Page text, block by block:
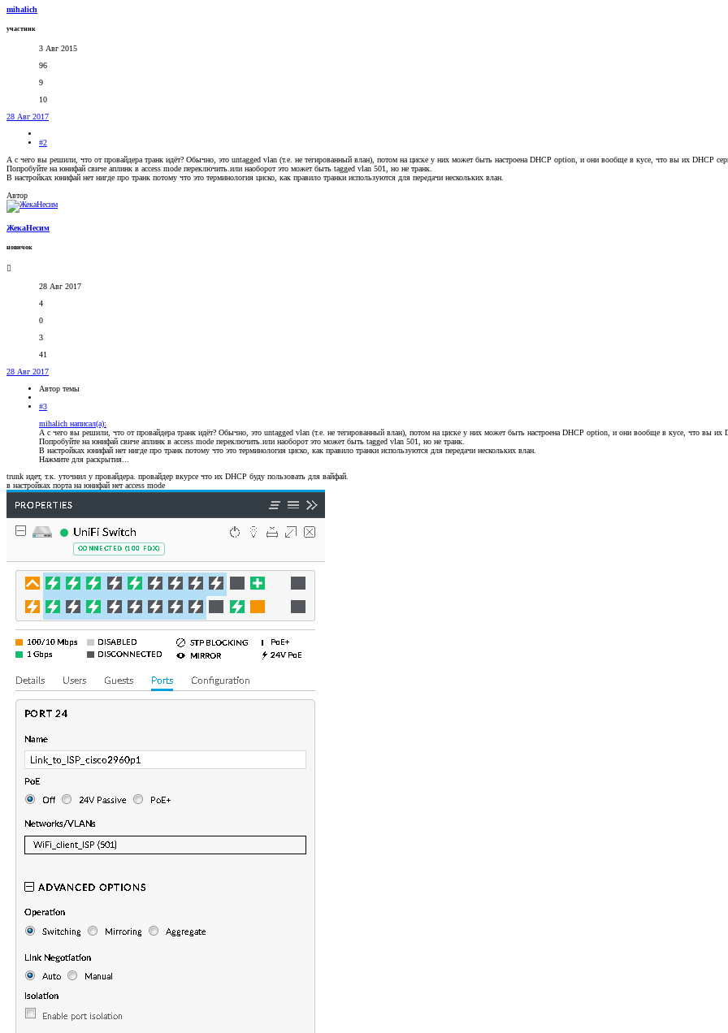
mihalich
участник
3 Авг 2015
96
9
10
28 Авг 2017
#2
А с чего вы решили, что от провайдера транк идёт? Обычно, это untagged vlan (т.е. не тегированный влан), потом на циске у них может быть настроена DHCP option, и они вообще в кусе, что вы их DHCP
Попробуйте на юнифай свиче аплинк в access mode переключить.или наоборот это может быть tagged vlan 501, но не транк.
В настройках юнифай нет нигде про транк потому что это терминология циско, как правило транки используются для передачи нескольких влан.
Автор
ЖекаНесим
новичок
28 Авг 2017
4
0
3
41
28 Авг 2017
Автор темы
#3
mihalich написал(а):
А с чего вы решили, что от провайдера транк идёт? Обычно, это untagged vlan (т.е. не тегированный влан), потом на циске у них может быть настроена DHCP option, и они вообще в кусе, что вы их
Попробуйте на юнифай свиче аплинк в access mode переключить.или наоборот это может быть tagged vlan 501, но не транк.
В настройках юнифай нет нигде про транк потому что это терминология циско, как правило транки используются для передачи нескольких влан.
Нажмите для раскрытия...
trunk идет, т.к. уточнил у провайдера. провайдер вкурсе что их DHCP буду пользовать для вайфай.
в настройках порта на юнифай нет access mode